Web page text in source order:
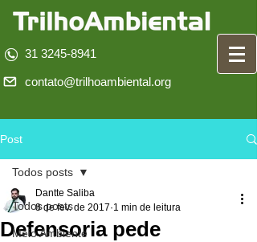
31 3245-8941
contato@trilhoambiental.org
Post
Todos posts
Meio Ambiente
Todos posts
Defensoria pede
Dantte Saliba
8 de fev. de 2017 1 min de leitura